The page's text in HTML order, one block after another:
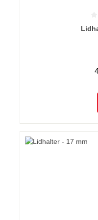
Durchschnittliche